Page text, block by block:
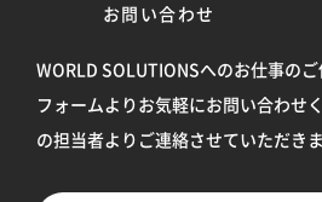
お問い合わせ
WORLD SOLUTIONSへのお仕事の
フォームよりお気軽にお問い合わせく
の担当者よりご連絡させていただきま